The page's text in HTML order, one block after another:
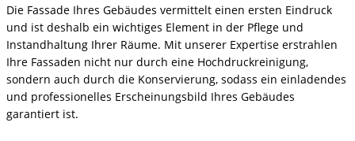
Die Fassade Ihres Gebäudes vermittelt einen ersten Eindruck
und ist deshalb ein wichtiges Element in der Pflege und
Instandhaltung Ihrer Räume. Mit unserer Expertise erstrahlen
Ihre Fassaden nicht nur durch eine Hochdruckreinigung,
sondern auch durch die Konservierung, sodass ein einladendes
und professionelles Erscheinungsbild Ihres Gebäudes
garantiert ist.